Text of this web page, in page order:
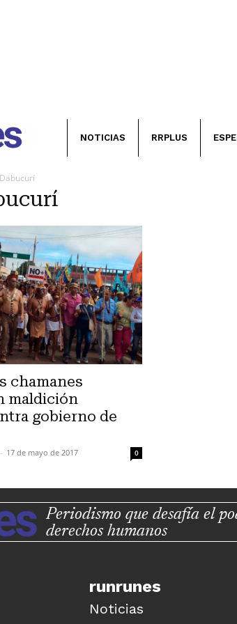
NOTICIAS RRPLUS
Dabucurí
chamanes
maldición
gobierno de
- 17 de mayo de 2017 0
Periodismo que desafía el
derechos humanos
runrunes
Noticias